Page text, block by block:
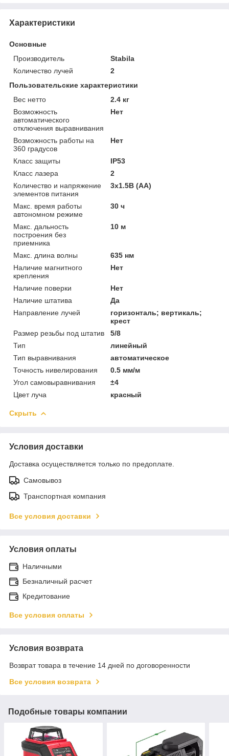
Характеристики
Основные
Производитель
Stabila
Количество лучей
2
Пользовательские характеристики
Вес нетто
2.4 кг
Возможность
автоматического
отключения выравнивания
Нет
Возможность работы на
360 градусов
Нет
Класс защиты
IP53
Класс лазера
2
Количество и напряжение
элементов питания
3x1.5В (AA)
Макс. время работы
автономном режиме
30 ч
Макс. дальность
построения без
приемника
10 м
Макс. длина волны
635 нм
Наличие магнитного
крепления
Нет
Наличие поверки
Нет
Наличие штатива
Да
Направление лучей
горизонталь; вертикаль;
крест
Размер резьбы под штатив
5/8
Тип
линейный
Тип выравнивания
автоматическое
Точность нивелирования
0.5 мм/м
Угол самовыравнивания
±4
Цвет луча
красный
Скрыть
Условия доставки
Доставка осуществляется только по предоплате.
Самовывоз
Транспортная компания
Все условия доставки
Условия оплаты
Наличными
Безналичный расчет
Кредитование
Все условия оплаты
Условия возврата
Возврат товара в течение 14 дней по договоренности
Все условия возврата
Подобные товары компании